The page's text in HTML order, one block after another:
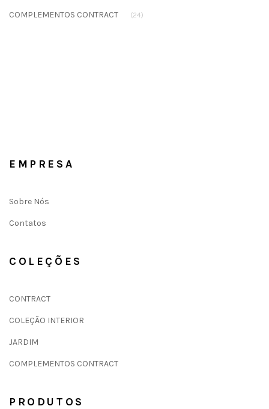
COMPLEMENTOS CONTRACT (24)
EMPRESA
Sobre Nós
Contatos
COLEÇÕES
CONTRACT
COLEÇÃO INTERIOR
JARDIM
COMPLEMENTOS CONTRACT
PRODUTOS